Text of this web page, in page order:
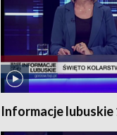
Informacje lubuskie